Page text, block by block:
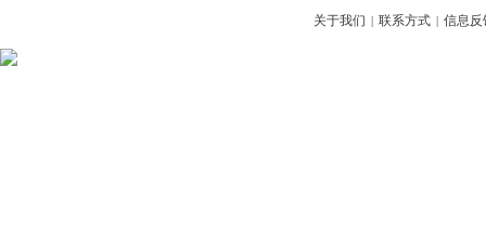
关于我们 | 联系方式 | 信息反